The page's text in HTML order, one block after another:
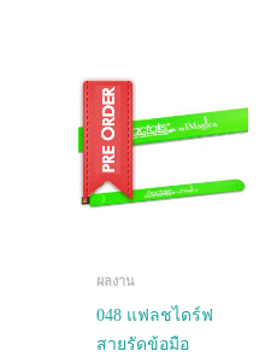
ผลงาน
048 แฟลชไดร์ฟ
สายรัดข้อมือ